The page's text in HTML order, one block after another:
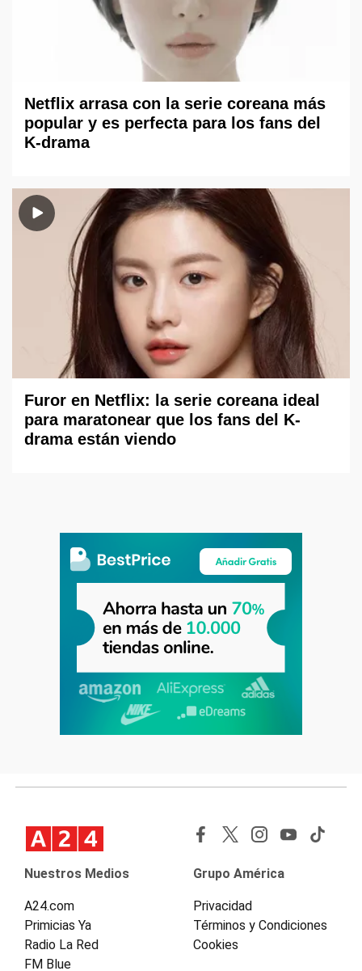
Netflix arrasa con la serie coreana más
popular y es perfecta para los fans del
K-drama
Furor en Netflix: la serie coreana ideal
para maratonear que los fans del K-
drama están viendo
Nuestros Medios
A24.com
Primicias Ya
Radio La Red
FM Blue
Grupo América
Privacidad
Términos y Condiciones
Cookies